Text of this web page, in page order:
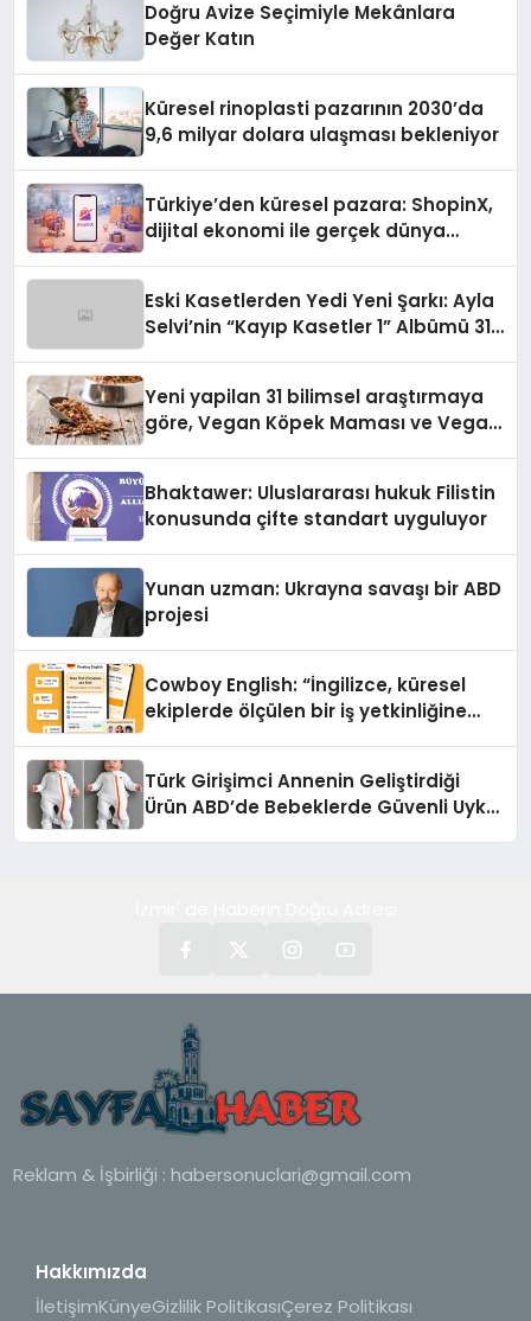
Doğru Avize Seçimiyle Mekânlara
Değer Katın
Küresel rinoplasti pazarının 2030’da
9,6 milyar dolara ulaşması bekleniyor
Türkiye’den küresel pazara: ShopinX,
dijital ekonomi ile gerçek dünya
Eski Kasetlerden Yedi Yeni Şarkı: Ayla
Selvi’nin “Kayıp Kasetler 1” Albümü 31
Yeni yapilan 31 bilimsel araştırmaya
göre, Vegan Köpek Maması ve Vegan
Bhaktawer: Uluslararası hukuk Filistin
konusunda çifte standart uyguluyor
Yunan uzman: Ukrayna savaşı bir ABD
projesi
Cowboy English: “İngilizce, küresel
ekiplerde ölçülen bir iş yetkinliğine
Türk Girişimci Annenin Geliştirdiği
Ürün ABD’de Bebeklerde Güvenli Uyku
Reklam & İşbirliği : habersonuclari@gmail.com
Hakkımızda
İletişimKünyeGizlilik PolitikasıÇerez Politikası